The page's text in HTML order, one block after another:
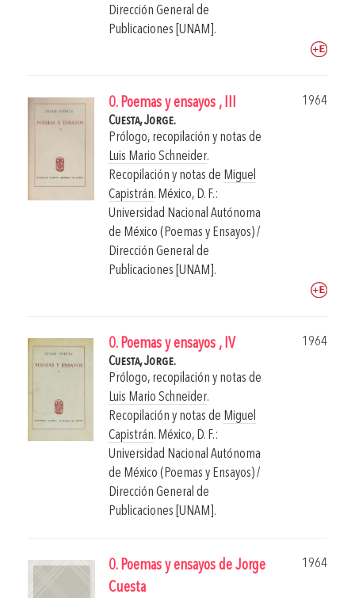
Dirección General de
Publicaciones [UNAM].
0. Poemas y ensayos , III
1964
Cuesta, Jorge.
Prólogo, recopilación y notas de
Luis Mario Schneider.
Recopilación y notas de Miguel
Capistrán. México, D. F.:
Universidad Nacional Autónoma
de México (Poemas y Ensayos) /
Dirección General de
Publicaciones [UNAM].
0. Poemas y ensayos , IV
1964
Cuesta, Jorge.
Prólogo, recopilación y notas de
Luis Mario Schneider.
Recopilación y notas de Miguel
Capistrán. México, D. F.:
Universidad Nacional Autónoma
de México (Poemas y Ensayos) /
Dirección General de
Publicaciones [UNAM].
0. Poemas y ensayos de Jorge
Cuesta
1964